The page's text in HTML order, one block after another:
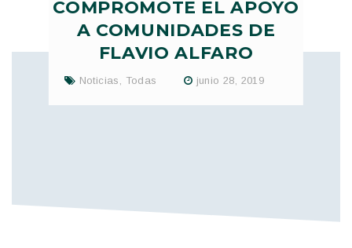
COMPROMOTE EL APOYO
A COMUNIDADES DE
FLAVIO ALFARO
Noticias , Todas junio 28, 2019